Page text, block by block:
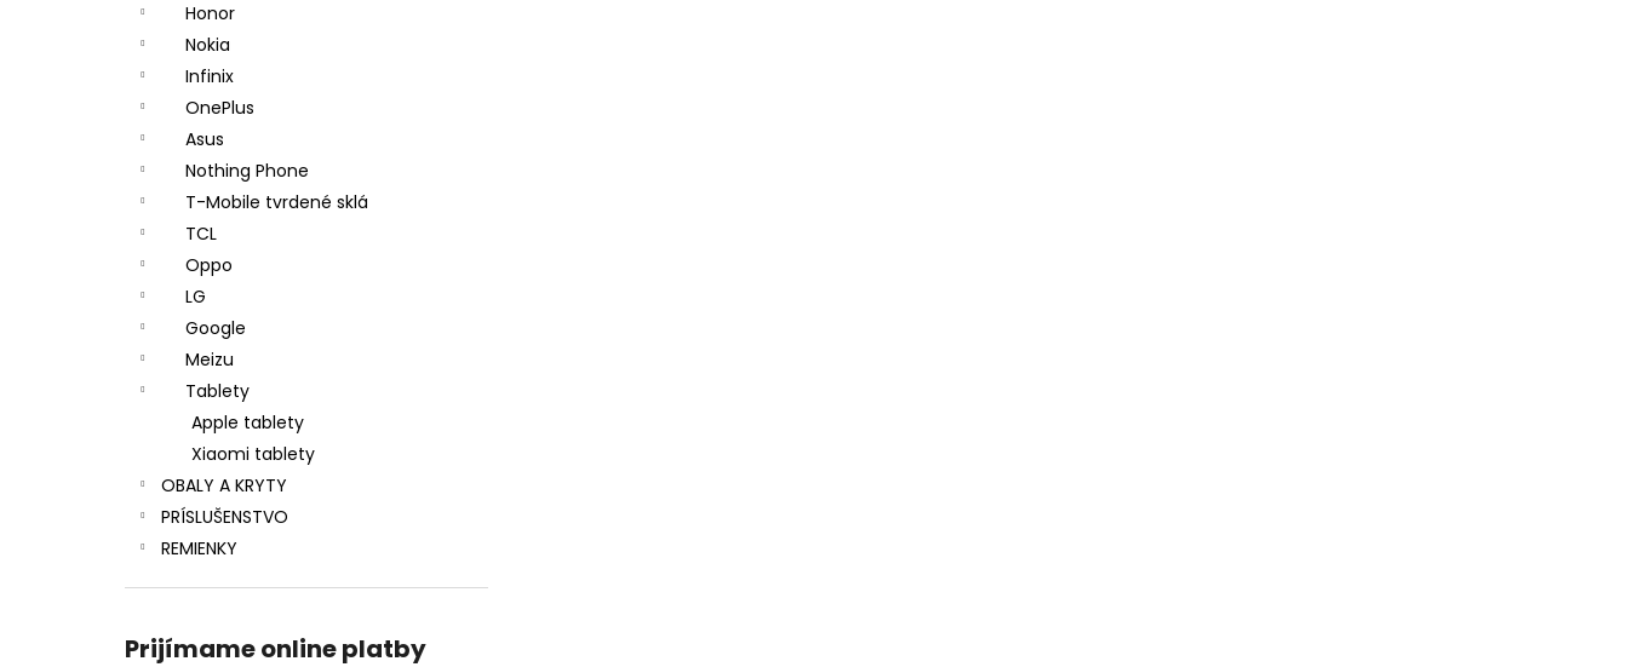
Honor
Nokia
Infinix
OnePlus
Asus
Nothing Phone
T-Mobile tvrdené sklá
TCL
Oppo
LG
Google
Meizu
Tablety
Apple tablety
Xiaomi tablety
OBALY A KRYTY
PRÍSLUŠENSTVO
REMIENKY
Prijímame online platby